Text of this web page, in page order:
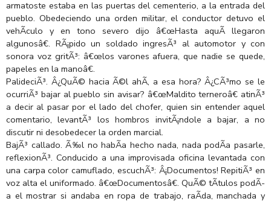
armatoste estaba en las puertas del cementerio, a la entrada del
pueblo. Obedeciendo una orden militar, el conductor detuvo el
vehÃ­culo y en tono severo dijo â€œHasta aquÃ­ llegaron
algunosâ€. RÃ¡pido un soldado ingresÃ³ al automotor y con
sonora voz gritÃ³: â€œlos varones afuera, que nadie se quede,
papeles en la manoâ€.
PalideciÃ³. Â¿QuÃ© hacia Ã©l ahÃ­, a esa hora? Â¿CÃ³mo se le
ocurriÃ³ bajar al pueblo sin avisar? â€œMaldito terneroâ€ atinÃ³
a decir al pasar por el lado del chofer, quien sin entender aquel
comentario, levantÃ³ los hombros invitÃ¡ndole a bajar, a no
discutir ni desobedecer la orden marcial.
BajÃ³ callado. Ã‰l no habÃ­a hecho nada, nada podÃ­a pasarle,
reflexionÃ³. Conducido a una improvisada oficina levantada con
una carpa color camuflado, escuchÃ³: Â¡Documentos! RepitiÃ³ en
voz alta el uniformado. â€œDocumentosâ€. QuÃ© tÃ­tulos podÃ­
a el mostrar si andaba en ropa de trabajo, raÃ­da, manchada y